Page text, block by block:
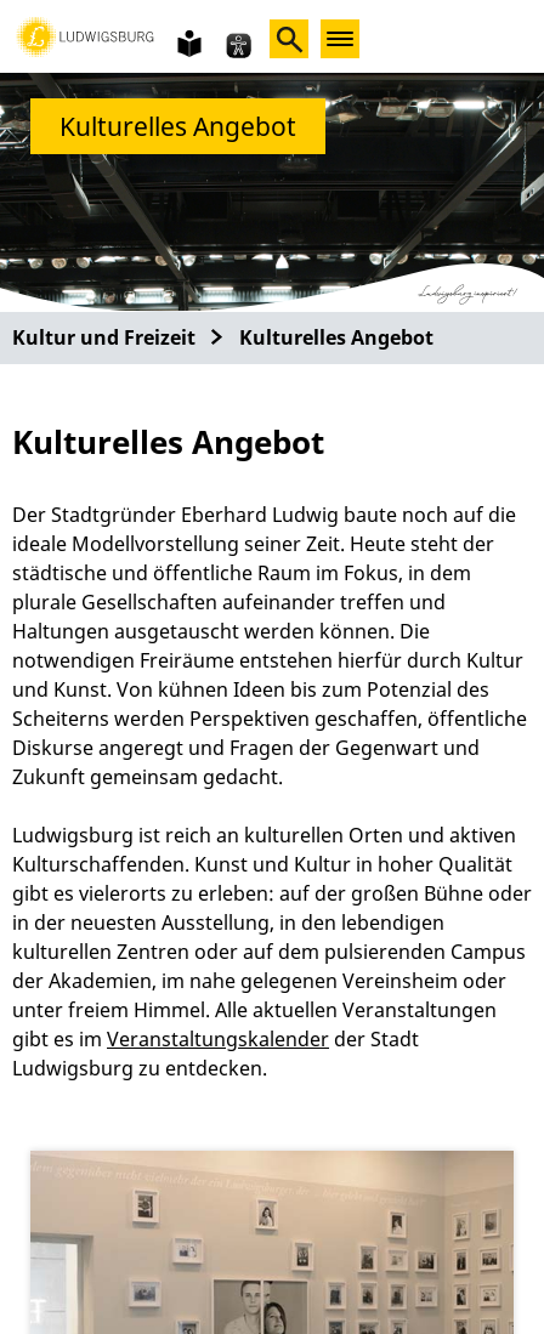
Gebärdensprache
leichte
Sprache
Kulturelles Angebot
Kultur und Freizeit Kulturelles Angebot
Kulturelles Angebot
Der Stadtgründer Eberhard Ludwig baute noch auf die
ideale Modellvorstellung seiner Zeit. Heute steht der
städtische und öffentliche Raum im Fokus, in dem
plurale Gesellschaften aufeinander treffen und
Haltungen ausgetauscht werden können. Die
notwendigen Freiräume entstehen hierfür durch Kultur
und Kunst. Von kühnen Ideen bis zum Potenzial des
Scheiterns werden Perspektiven geschaffen, öffentliche
Diskurse angeregt und Fragen der Gegenwart und
Zukunft gemeinsam gedacht.
Ludwigsburg ist reich an kulturellen Orten und aktiven
Kulturschaffenden. Kunst und Kultur in hoher Qualität
gibt es vielerorts zu erleben: auf der großen Bühne oder
in der neuesten Ausstellung, in den lebendigen
kulturellen Zentren oder auf dem pulsierenden Campus
der Akademien, im nahe gelegenen Vereinsheim oder
unter freiem Himmel. Alle aktuellen Veranstaltungen
gibt es im Veranstaltungskalender der Stadt
Ludwigsburg zu entdecken.